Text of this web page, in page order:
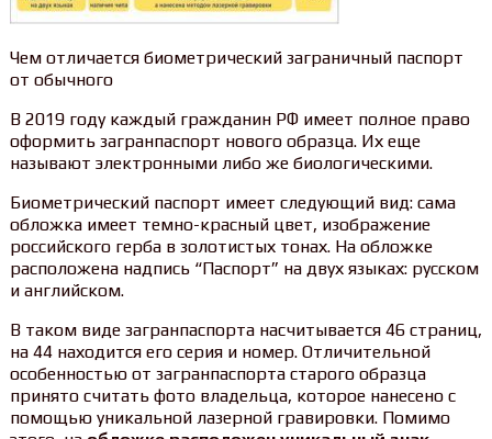
Чем отличается биометрический заграничный паспорт
от обычного
В 2019 году каждый гражданин РФ имеет полное право
оформить загранпаспорт нового образца. Их еще
называют электронными либо же биологическими.
Биометрический паспорт имеет следующий вид: сама
обложка имеет темно-красный цвет, изображение
российского герба в золотистых тонах. На обложке
расположена надпись “Паспорт” на двух языках: русском
и английском.
В таком виде загранпаспорта насчитывается 46 страниц,
на 44 находится его серия и номер. Отличительной
особенностью от загранпаспорта старого образца
принято считать фото владельца, которое нанесено с
помощью уникальной лазерной гравировки. Помимо